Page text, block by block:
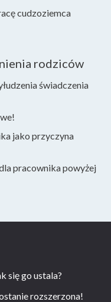
cudzoziemca
rodziców
świadczenia
jako przyczyna
pracownika powyżej
się go ustala?
rozszerzona!